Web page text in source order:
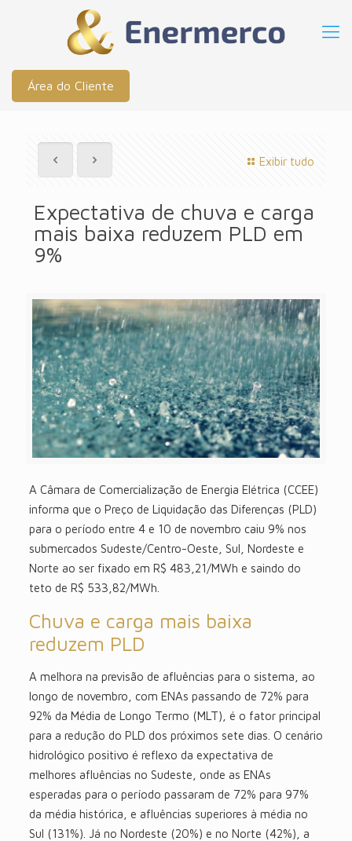
Área do Cliente
Exibir tudo
Expectativa de chuva e carga
mais baixa reduzem PLD em
9%
A Câmara de Comercialização de Energia Elétrica (CCEE)
informa que o Preço de Liquidação das Diferenças (PLD)
para o período entre 4 e 10 de novembro caiu 9% nos
submercados Sudeste/Centro-Oeste, Sul, Nordeste e
Norte ao ser fixado em R$ 483,21/MWh e saindo do
teto de R$ 533,82/MWh.
Chuva e carga mais baixa
reduzem PLD
A melhora na previsão de afluências para o sistema, ao
longo de novembro, com ENAs passando de 72% para
92% da Média de Longo Termo (MLT), é o fator principal
para a redução do PLD dos próximos sete dias. O cenário
hidrológico positivo é reflexo da expectativa de
melhores afluências no Sudeste, onde as ENAs
esperadas para o período passaram de 72% para 97%
da média histórica, e afluências superiores à média no
Sul (131%). Já no Nordeste (20%) e no Norte (42%), a